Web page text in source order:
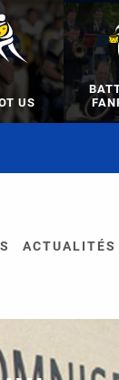
US
ACTUALITÉS